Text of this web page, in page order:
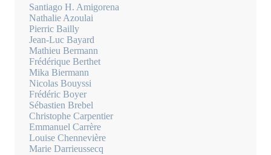
Santiago H. Amigorena
Nathalie Azoulai
Pierric Bailly
Jean-Luc Bayard
Mathieu Bermann
Frédérique Berthet
Mika Biermann
Nicolas Bouyssi
Frédéric Boyer
Sébastien Brebel
Christophe Carpentier
Emmanuel Carrère
Louise Chennevière
Marie Darrieussecq